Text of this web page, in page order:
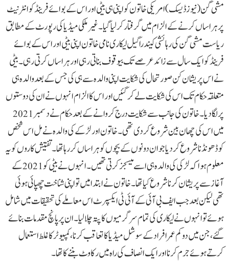
مشی گن(نیوزڈیسک)امریکی خاتون کو اپنی ہی بیٹی اور اس کے بوائے فرینڈ کو انٹرنیٹ
پر ہراساں کرنے کے الزام میں گرفتار کرلیا گیا۔ غیر ملکی میڈیا کی رپورٹ کے مطابق
ریاست مشی گن کی رہائشی کیندرا گیل لیکاری نامی خاتون اپنی بیٹی اور اس کے بوائے
فرینڈ کو ایک سال سے زائد عرصے تک بیوقوف بناتی رہی اور ہراساں کرتی رہی۔ بیٹی
نے اس پریشان کن صورتحال کی شکایت اپنی والدہ سے ہی کی جس کے بعد والدہ ہی
متعلقہ حکام تک اس کی شکایت لے کر گئیں اور اس کا الزام انہوں نے ان کی دوستوں
پر لگادیا۔ خاتون کی جانب سے شکایت درج کروانے کے بعد حکام نے دسمبر 2021
میں اس کی چھان بین شروع کردی تھی۔خاتون اور لڑکے کی والدہ نے مل اس شخص
کو ڈھونڈنا شروع کردیا جو ان دونوں کے بچوں کو ہراساں کر رہا تھا۔تفتیش کاروں کو یہ
معلوم ہوا کہ لڑکی کی والدہ ہی اسے میسجز کرتی تھیں۔ انہوں نے بیٹی کو 2021 کے
آغاز سے پریشان کرنا شروع کیا تھا۔خاتون نے ابتدا میں تو اپنی شناخت چھپائی ہوئی
تھی لیکن بعد جب ایف بی آئی کے آئی ٹی ایکسپرٹ اس معاملے کی تحقیقات میں شامل
ہوئے تو انہوں نے لیکاری کی تمام سرگرمیوں کا پتہ چلالیا۔ان پر پانچ مقدمات بنائے
گئے، جن میں دو کم عمر افراد کے سوشل میڈیا کا تعاقب کرنا، کمپیوٹر کا غلط استعمال
کرتے ہوئے جرم کرنا اور ایک انصاف کی راہ میں رکاوٹ بننے کا تھا۔